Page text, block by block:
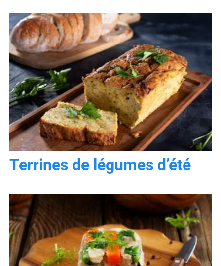
Terrines de légumes d’été